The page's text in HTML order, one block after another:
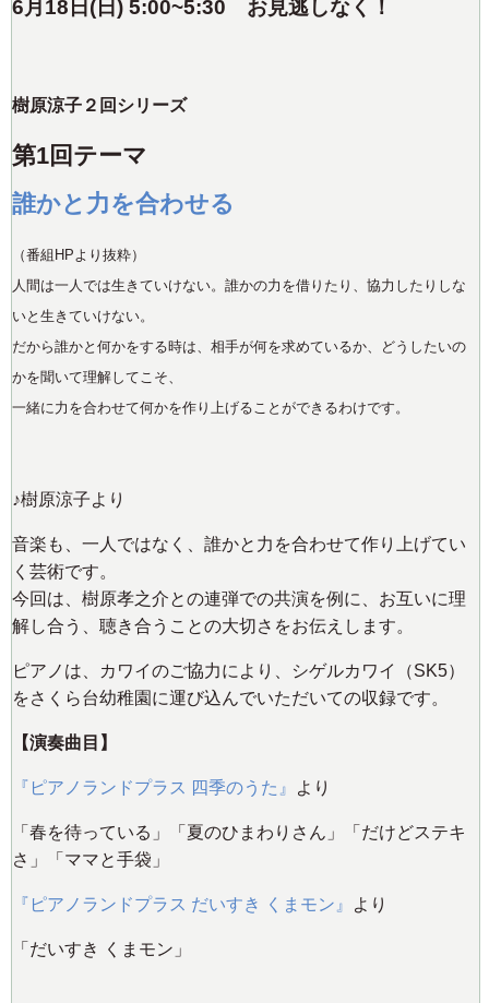
6月18日(日) 5:00~5:30 お見逃しなく！
樹原涼子２回シリーズ
第1回テーマ
誰かと力を合わせる
（番組HPより抜粋）
人間は一人では生きていけない。誰かの力を借りたり、協力したりしな
いと生きていけない。
だから誰かと何かをする時は、相手が何を求めているか、どうしたいの
かを聞いて理解してこそ、
一緒に力を合わせて何かを作り上げることができるわけです。
♪樹原涼子より
音楽も、一人ではなく、誰かと力を合わせて作り上げてい
く芸術です。
今回は、樹原孝之介との連弾での共演を例に、お互いに理
解し合う、聴き合うことの大切さをお伝えします。
ピアノは、カワイのご協力により、シゲルカワイ（SK5）
をさくら台幼稚園に運び込んでいただいての収録です。
【演奏曲目】
『ピアノランドプラス 四季のうた』 より
「春を待っている」「夏のひまわりさん」「だけどステキ
さ」「ママと手袋」
『ピアノランドプラス だいすき くまモン』 より
「だいすき くまモン」